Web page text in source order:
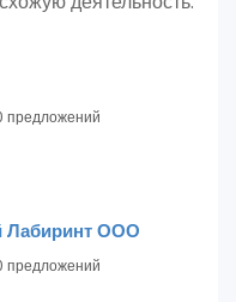
предложений
Лабиринт ООО
предложений